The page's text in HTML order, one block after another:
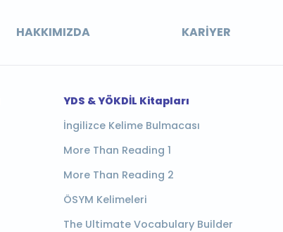
HAKKIMIZDA KARIYER
YDS & YÖKDİL Kitapları
İngilizce Kelime Bulmacası
More Than Reading 1
More Than Reading 2
ÖSYM Kelimeleri
The Ultimate Vocabulary Builder